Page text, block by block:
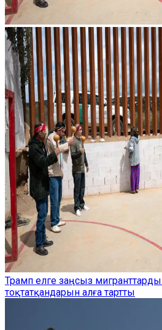
Трамп елге заңсыз
тоқтатқандарын алға тартты